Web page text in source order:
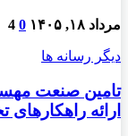
مرداد ۱۸, ۱۴۰۵ 0
4
دیگر رسانه ها
تامین صنعت
ارائه